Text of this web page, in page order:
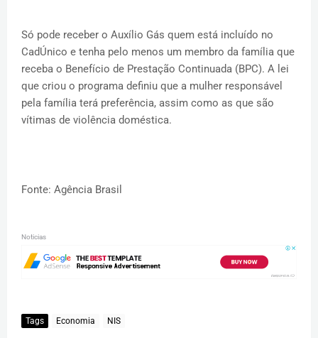
Só pode receber o Auxílio Gás quem está incluído no
CadÚnico e tenha pelo menos um membro da família que
receba o Benefício de Prestação Continuada (BPC). A lei
que criou o programa definiu que a mulher responsável
pela família terá preferência, assim como as que são
vítimas de violência doméstica.
Fonte: Agência Brasil
Noticias
Tags Economia NIS